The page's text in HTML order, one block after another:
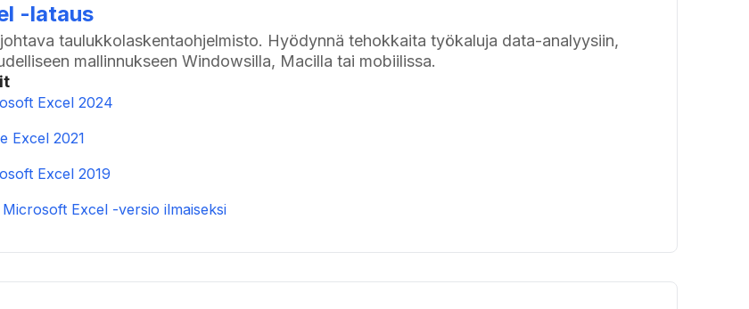
-lataus
taulukkolaskentaohjelmisto. Hyödynnä tehokkaita työkaluja data-analyysiin,
mallinnukseen Windowsilla, Macilla tai mobiilissa.
Excel 2024
Excel 2021
Excel 2019
Excel -versio ilmaiseksi